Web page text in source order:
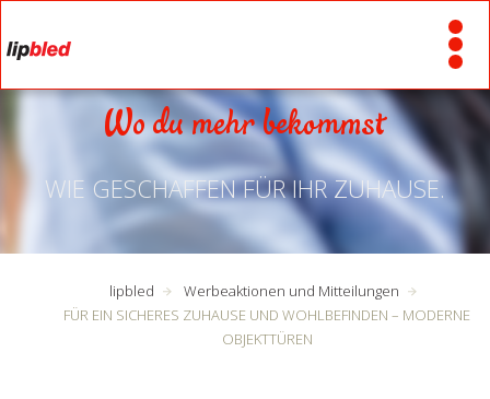
Wo du mehr bekommst
WIE GESCHAFFEN FÜR IHR ZUHAUSE.
lipbled
Werbeaktionen und Mitteilungen
FÜR EIN SICHERES ZUHAUSE UND WOHLBEFINDEN – MODERNE
OBJEKTTÜREN